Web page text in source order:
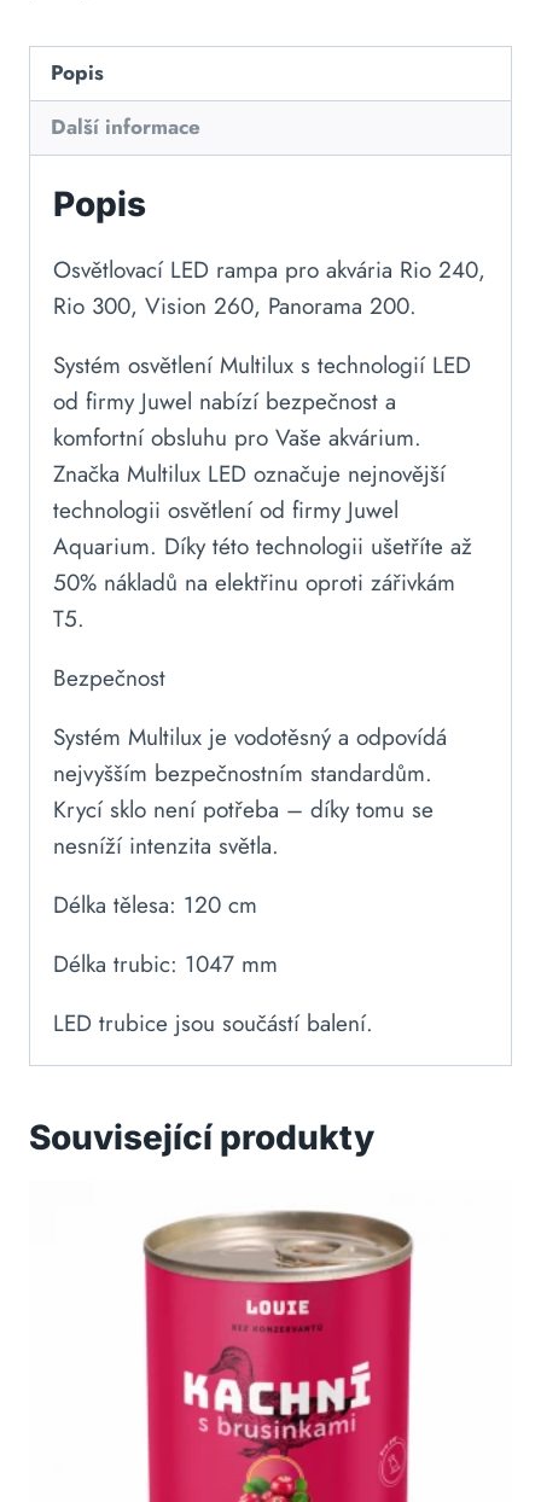
Popis
Další informace
Popis
Osvětlovací LED rampa pro akvária Rio 240,
Rio 300, Vision 260, Panorama 200.
Systém osvětlení Multilux s technologií LED
od firmy Juwel nabízí bezpečnost a
komfortní obsluhu pro Vaše akvárium.
Značka Multilux LED označuje nejnovější
technologii osvětlení od firmy Juwel
Aquarium. Díky této technologii ušetříte až
50% nákladů na elektřinu oproti zářivkám
T5.
Bezpečnost
Systém Multilux je vodotěsný a odpovídá
nejvyšším bezpečnostním standardům.
Krycí sklo není potřeba – díky tomu se
nesníží intenzita světla.
Délka tělesa: 120 cm
Délka trubic: 1047 mm
LED trubice jsou součástí balení.
Související produkty